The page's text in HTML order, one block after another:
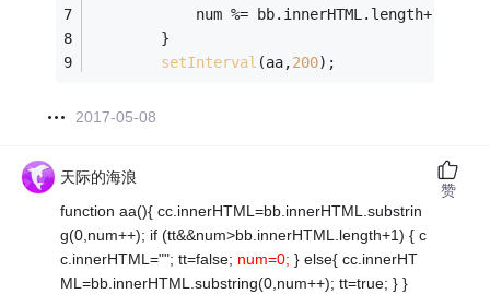
			num %= bb.innerHTML.length+
1
		}
setInterval (aa,200);
2017-05-08
天际的海浪
function aa(){ cc.innerHTML=bb.innerHTML.substrin
g(0,num++); if (tt&&num>bb.innerHTML.length+1) { c
c.innerHTML=""; tt=false; num=0;} else{ cc.innerHT
ML=bb.innerHTML.substring(0,num++); tt=true; } }
赞